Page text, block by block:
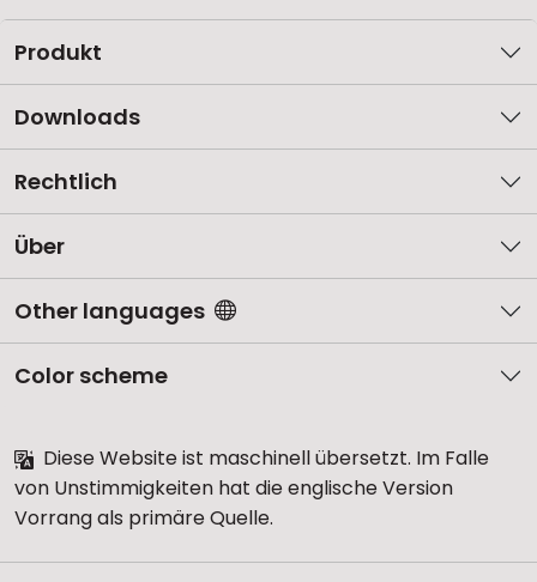
Produkt
Downloads
Rechtlich
Über
Other languages
Color scheme
Diese Website ist maschinell übersetzt. Im Falle
von Unstimmigkeiten hat die englische Version
Vorrang als primäre Quelle.